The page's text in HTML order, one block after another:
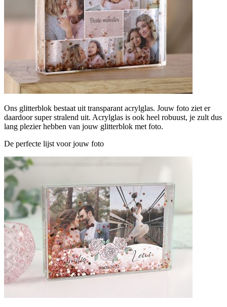
Ons glitterblok bestaat uit transparant acrylglas. Jouw foto ziet er
daardoor super stralend uit. Acrylglas is ook heel robuust, je zult dus
lang plezier hebben van jouw glitterblok met foto.
De perfecte lijst voor jouw foto